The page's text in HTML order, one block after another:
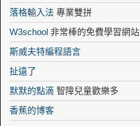
落格輸入法 專業雙拼
W3school 非常棒的免費學習網站
斯威夫特編程語言
扯遠了
默默的點滴 智障兒童歡樂多
香蕉的博客